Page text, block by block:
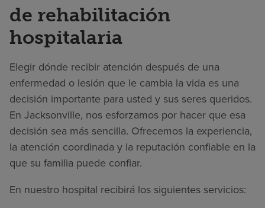
de rehabilitación
hospitalaria
Elegir dónde recibir atención después de una
enfermedad o lesión que le cambia la vida es una
decisión importante para usted y sus seres queridos.
En Jacksonville, nos esforzamos por hacer que esa
decisión sea más sencilla. Ofrecemos la experiencia,
la atención coordinada y la reputación confiable en la
que su familia puede confiar.
En nuestro hospital recibirá los siguientes servicios: